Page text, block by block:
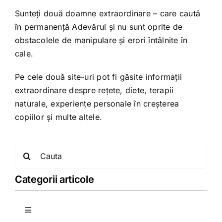
Sunteți două doamne extraordinare – care caută
în permanență Adevărul și nu sunt oprite de
obstacolele de manipulare și erori întâlnite în
cale.
Pe cele două site-uri pot fi găsite informații
extraordinare despre rețete, diete, terapii
naturale, experiențe personale în creșterea
copiilor și multe altele.
Categorii articole
Toggle